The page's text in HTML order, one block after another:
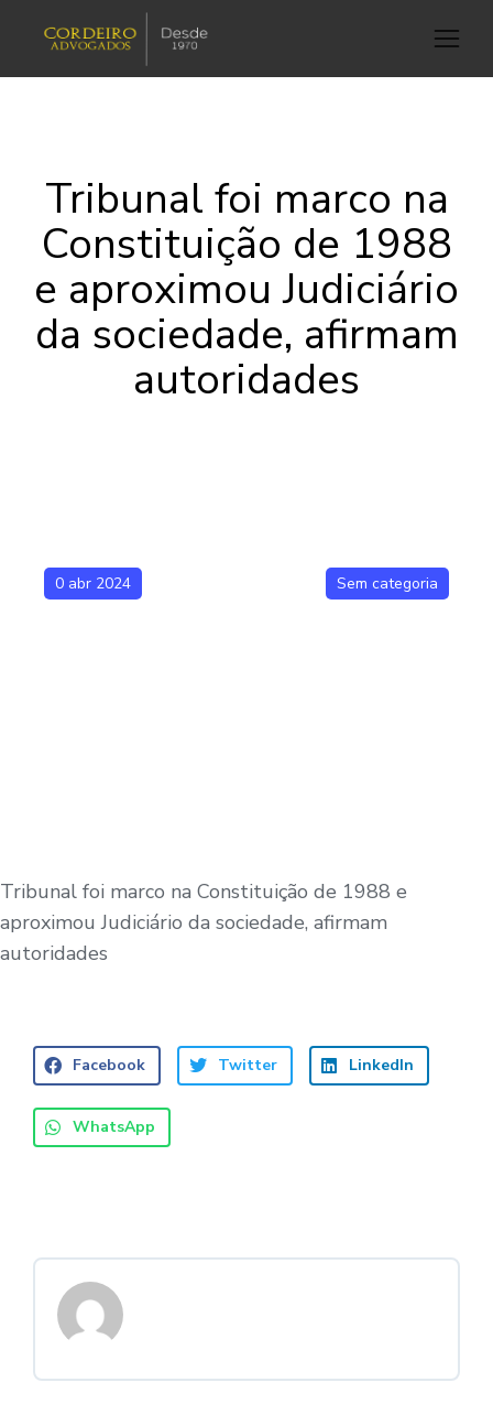
Tribunal foi marco na
Constituição de 1988
e aproximou Judiciário
da sociedade, afirmam
autoridades
0 abr 2024 Sem categoria
Tribunal foi marco na Constituição de 1988 e
aproximou Judiciário da sociedade, afirmam
autoridades
Facebook Twitter LinkedIn
WhatsApp